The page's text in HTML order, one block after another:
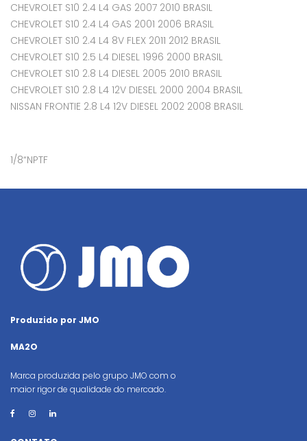
CHEVROLET S10 2.4 L4 GAS 2007 2010 BRASIL
CHEVROLET S10 2.4 L4 GAS 2001 2006 BRASIL
CHEVROLET S10 2.4 L4 8V FLEX 2011 2012 BRASIL
CHEVROLET S10 2.5 L4 DIESEL 1996 2000 BRASIL
CHEVROLET S10 2.8 L4 DIESEL 2005 2010 BRASIL
CHEVROLET S10 2.8 L4 12V DIESEL 2000 2004 BRASIL
NISSAN FRONTIE 2.8 L4 12V DIESEL 2002 2008 BRASIL
1/8“NPTF
Produzido por JMO
MA2O
Marca produzida pelo grupo JMO com o
maior rigor de qualidade do mercado.